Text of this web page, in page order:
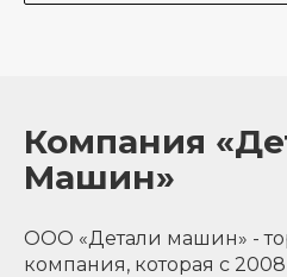
Компания
Машин»
ООО «Детали машин» -
компания, которая с